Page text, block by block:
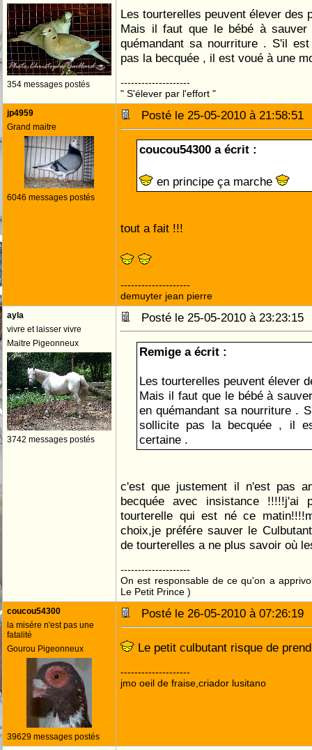
354 messages postés
Les tourterelles peuvent élever des
Mais il faut que le bébé à sauver
quémandant sa nourriture . S'il
pas la becquée , il est voué à une
--------------------
" S'élever par l'effort "
jp4959
Grand maitre
6046 messages postés
Posté le 25-05-2010 à
coucou54300 a écrit :
en principe ça marche
tout a fait !!!
--------------------
demuyter jean pierre
ayla
vivre et laisser vivre
Maitre Pigeonneux
3742 messages postés
Posté le 25-05-2010 à
Remige a écrit :
Les tourterelles peuvent élever
Mais il faut que le bébé à
en quémandant sa nourriture .
sollicite pas la becquée , il
certaine .
c'est que justement il n'est pas
becquée avec insistance !!!!!j'ai
tourterelle qui est né ce
choix,je préfére sauver le
de tourterelles a ne plus savoir où
--------------------
On est responsable de ce qu'on a
Le Petit Prince )
coucou54300
la misére n'est pas une
fatalité
Gourou Pigeonneux
39629 messages postés
Posté le 26-05-2010 à
Le petit culbutant risque de
--------------------
jmo oeil de fraise,criador lusitano